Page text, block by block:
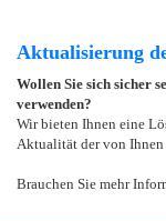
Aktualisierung
Wollen Sie sich sicher
verwenden?
Wir bieten Ihnen eine
Aktualität der von Ihnen
Brauchen Sie mehr